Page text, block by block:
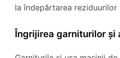
la îndepărtarea reziduurilor
Îngrijirea garniturilor și